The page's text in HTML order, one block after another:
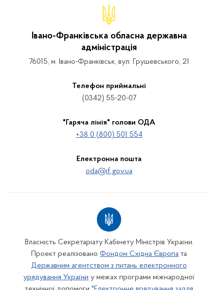
Івано-Франківська обласна державна
адміністрація
76015, м. Івано-Франківськ, вул. Грушевського, 21
Телефон приймальні
(0342) 55-20-07
"Гаряча лінія" голови ОДА
+38 0 (800) 501 554
Електронна пошта
oda@if.gov.ua
Власність Секретаріату Кабінету Міністрів України.
Проект реалізовано Фондом Східна Європа та
Державним агентством з питань електронного
урядування України у межах програми міжнародної